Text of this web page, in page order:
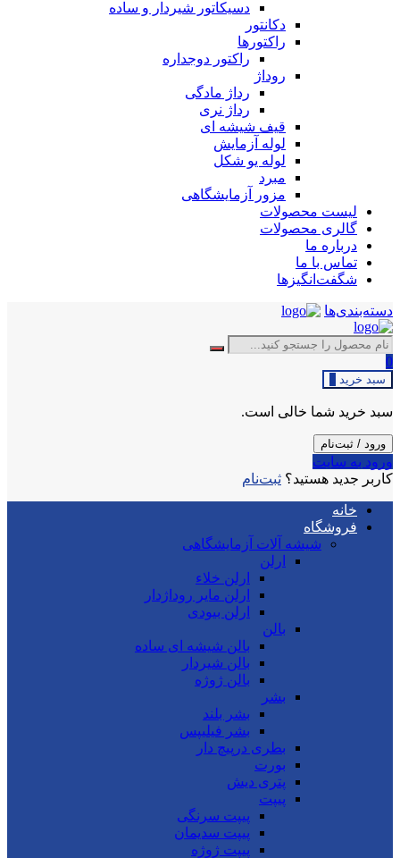
دسیکاتور شیردار و ساده
دکانتور
راکتورها
راکتور دوجداره
روداژ
رداژ مادگی
رداژ نری
قیف شیشه ای
لوله آزمایش
لوله یو شکل
مبرد
مزور آزمایشگاهی
لیست محصولات
گالری محصولات
درباره ما
تماس با ما
شگفت‌انگیزها
دسته‌بندی‌ها
0
سبد خرید
سبد خرید شما خالی است.
ورود / ثبت‌نام
ورود به سایت
کاربر جدید هستید؟ ثبت‌نام
خانه
فروشگاه
شیشه آلات آزمایشگاهی
ارلن
ارلن خلاء
ارلن مایر روداژدار
ارلن بیودی
بالن
بالن شیشه ای ساده
بالن شیردار
بالن ژوژه
بشر
بشر بلند
بشر فیلیپس
بطری درپیچ دار
بورت
پتری دیش
پیپت
پیپت سرنگی
پیپت سدیمان
پیپت ژوژه